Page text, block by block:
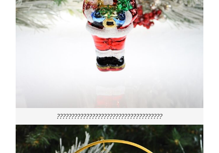
????????????????????????????????????